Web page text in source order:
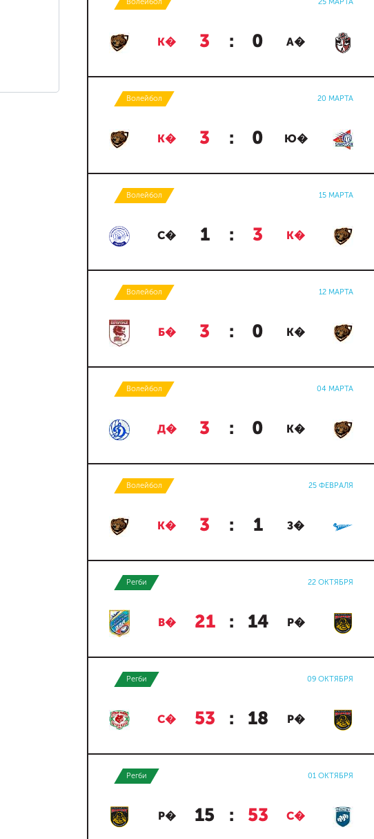
К� 3 : 0 А�
Волейбол 20 МАРТА
К� 3 : 0 Ю�
Волейбол 15 МАРТА
С� 1 : 3 К�
Волейбол 12 МАРТА
Б� 3 : 0 К�
Волейбол 04 МАРТА
Д� 3 : 0 К�
Волейбол 25 ФЕВРАЛЯ
К� 3 : 1 З�
Регби 22 ОКТЯБРЯ
В� 21 : 14 Р�
Регби 09 ОКТЯБРЯ
С� 53 : 18 Р�
Регби 01 ОКТЯБРЯ
Р� 15 : 53 С�